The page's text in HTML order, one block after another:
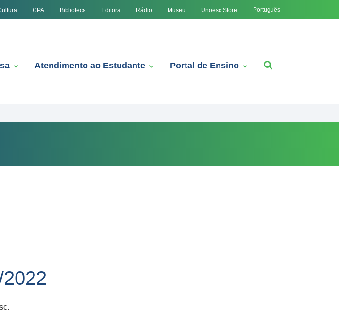
CPA Biblioteca Editora Rádio Museu Unoesc Store Português
Atendimento ao Estudante Portal de Ensino